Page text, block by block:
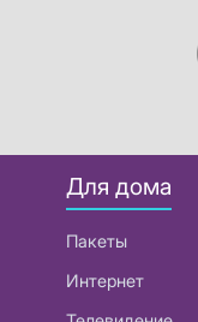
Для дома
Пакеты
Интернет